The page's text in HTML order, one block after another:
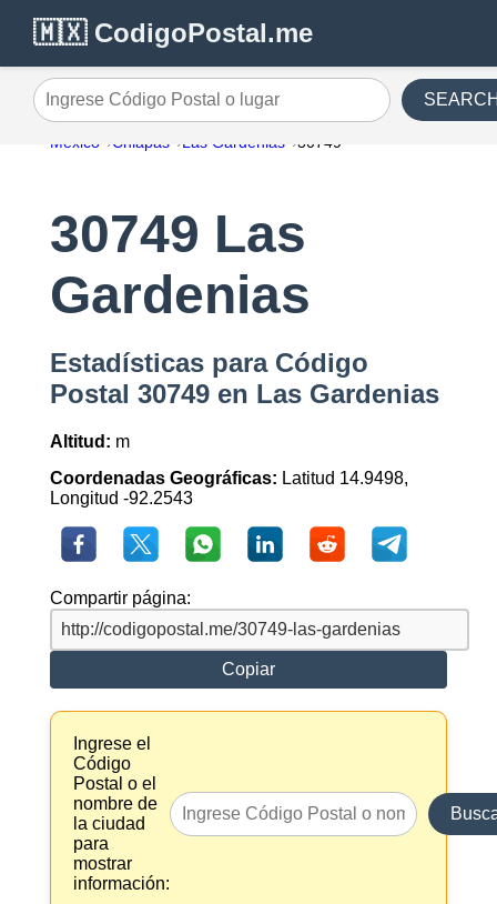
🇲🇽 CodigoPostal.me
Ingrese Código Postal o lugar
México Chiapas Las Gardenias 30749
30749 Las
Gardenias
Estadísticas para Código
Postal 30749 en Las Gardenias
Altitud: m
Coordenadas Geográficas: Latitud 14.9498,
Longitud -92.2543
Compartir página:
Copiar
Ingrese el
Código
Postal o el
nombre de
la ciudad
para
mostrar
información: